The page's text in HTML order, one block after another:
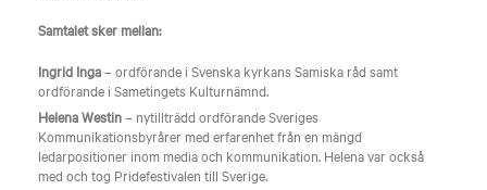
Samtalet sker mellan:
Ingrid Inga– ordförande i Svenska kyrkans Samiska råd samt
ordförande i Sametingets Kulturnämnd.
Helena Westin– nytillträdd ordförande Sveriges
Kommunikationsbyrårer med erfarenhet från en mängd
ledarpositioner inom media och kommunikation. Helena var också
med och tog Pridefestivalen till Sverige.